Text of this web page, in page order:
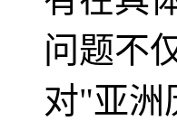
问题不
对"亚洲